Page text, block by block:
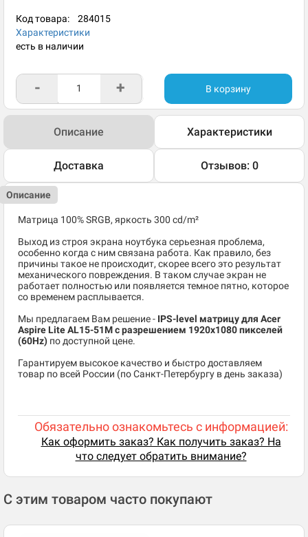
Код товара: 284015
Характеристики
есть в наличии
- + В корзину
Описание Характеристики
Доставка Отзывов: 0
Описание
Матрица 100% SRGB, яркость 300 cd/m²
Выход из строя экрана ноутбука серьезная проблема,
особенно когда с ним связана работа. Как правило, без
причины такое не происходит, скорее всего это результат
механического повреждения. В таком случае экран не
работает полностью или появляется темное пятно, которое
со временем расплывается.
Мы предлагаем Вам решение - IPS-level матрицу для Acer
Aspire Lite AL15-51M c разрешением 1920x1080 пикселей
(60Hz) по доступной цене.
Гарантируем высокое качество и быстро доставляем
товар по всей России (по Санкт-Петербургу в день заказа)
Обязательно ознакомьтесь с информацией:
Как оформить заказ? Как получить заказ? На
что следует обратить внимание?
С этим товаром часто покупают